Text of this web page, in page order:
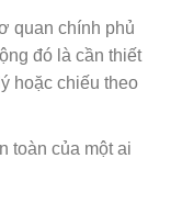
quan chính phủ
đó là cần thiết
hoặc chiếu theo
toàn của một ai